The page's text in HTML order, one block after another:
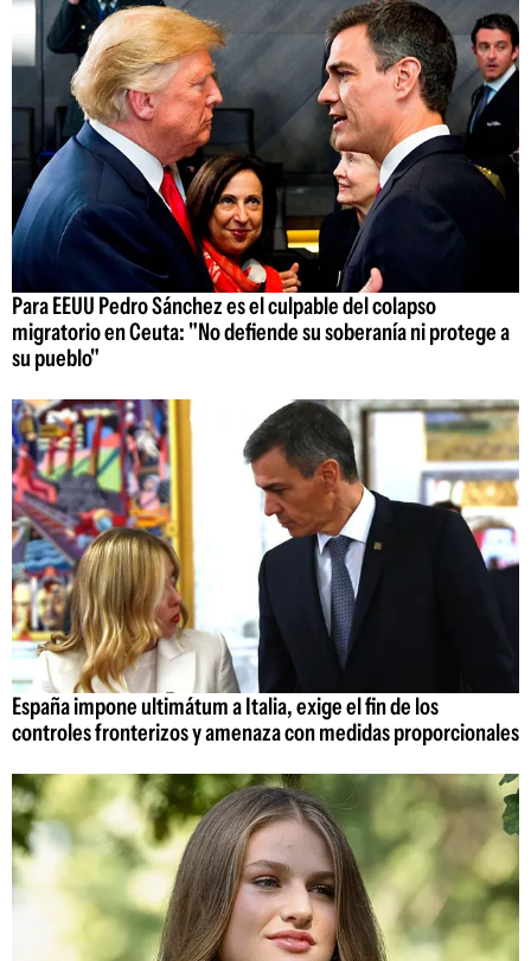
Para EEUU Pedro Sánchez es el culpable del colapso
migratorio en Ceuta: "No defiende su soberanía ni protege a
su pueblo"
España impone ultimátum a Italia, exige el fin de los
controles fronterizos y amenaza con medidas proporcionales